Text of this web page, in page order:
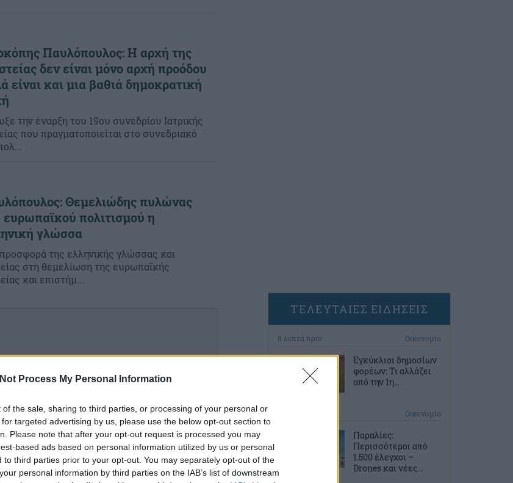
Process My Personal Information
of the sale, sharing to third parties, or processing of your personal or
targeted advertising by us, please use the below opt-out section to
Please note that after your opt-out request is processed you may
based ads based on personal information utilized by us or personal
to third parties prior to your opt-out. You may separately opt-out of the
personal information by third parties on the IAB’s list of downstream
Παυλόπουλος: Η αρχή της
δεν είναι μόνο αρχή προόδου
είναι και μια βαθιά δημοκρατική
την έναρξη του 19ου συνεδρίου Ιατρικής
που πραγματοποιείται στο συνεδριακό
Θεμελιώδης πυλώνας
ευρωπαϊκού πολιτισμού η
γλώσσα
της ελληνικής γλώσσας και
στη θεμελίωση της ευρωπαϊκής
και επιστήμ...
ΤΕΛΕΥΤΑΙΕΣ ΕΙΔΗΣΕΙΣ
8 λεπτά πριν Οικονομία
Εγκύκλιοι δημοσίων
φορέων: Τι αλλάζει
από την 1η...
Οικονομία
Παραλίες:
Περισσότεροι από
1.500 έλεγχοι –
Drones και νέες...